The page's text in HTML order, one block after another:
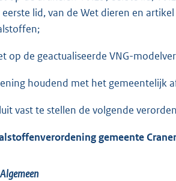
eerste lid, van de Wet dieren en
op de geactualiseerde VNG-
houdend met het gemeentelijk
vast te stellen de volgende
gemeente
Algemeen